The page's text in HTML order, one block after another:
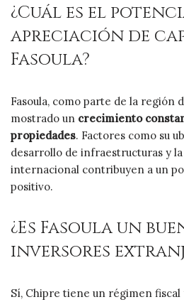
¿Cuál es el
apreciación de
Fasoula?
Fasoula, como parte de la región
mostrado un crecimiento
propiedades. Factores como su
desarrollo de infraestructuras y
internacional contribuyen a un
positivo.
¿Es Fasoula un
inversores
Sí, Chipre tiene un régimen fiscal